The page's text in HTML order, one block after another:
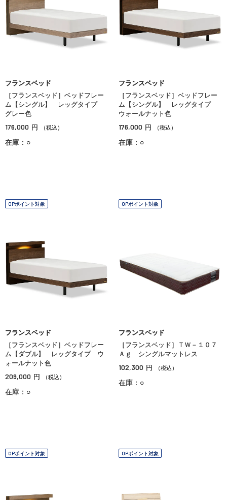
フランスベッド
［フランスベッド］ベッドフレー
ム【シングル】 レッグタイプ
グレー色
176,000 円 （税込）
在庫：○
フランスベッド
［フランスベッド］ベッドフレー
ム【シングル】 レッグタイプ
ウォールナット色
176,000 円 （税込）
在庫：○
OPポイント対象
フランスベッド
［フランスベッド］ベッドフレー
ム【ダブル】 レッグタイプ ウ
ォールナット色
209,000 円 （税込）
在庫：○
OPポイント対象
フランスベッド
［フランスベッド］ＴＷ－１０７
Ａｇ シングルマットレス
102,300 円 （税込）
在庫：○
OPポイント対象 OPポイント対象